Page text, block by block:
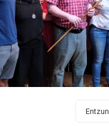
Entzun